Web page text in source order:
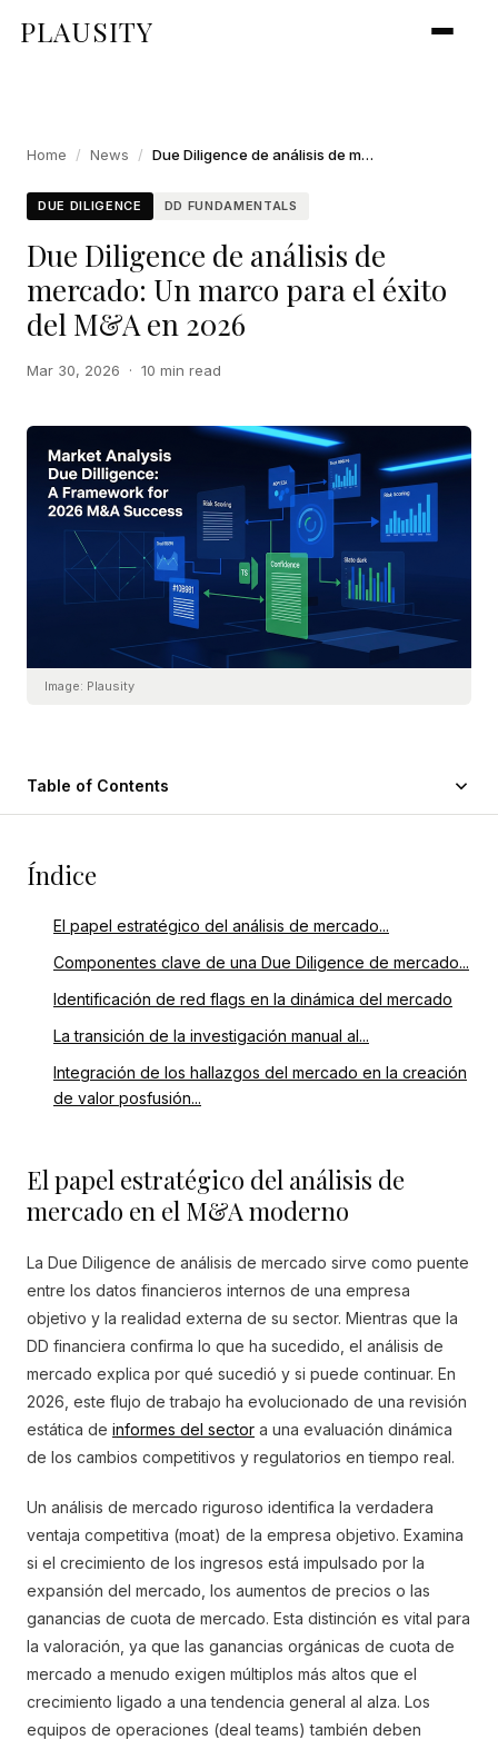
PLAUSITY
Home / News / Due Diligence de análisis de mercado: Un marco para el éxito del M&A en 2026
DUE DILIGENCE DD FUNDAMENTALS
Due Diligence de análisis de
mercado: Un marco para el éxito
del M&A en 2026
Mar 30, 2026 · 10 min read
Image: Plausity
Table of Contents
Índice
El papel estratégico del análisis de mercado...
Componentes clave de una Due Diligence de mercado...
Identificación de red flags en la dinámica del mercado
La transición de la investigación manual al...
Integración de los hallazgos del mercado en la creación
de valor posfusión...
El papel estratégico del análisis de
mercado en el M&A moderno
La Due Diligence de análisis de mercado sirve como puente
entre los datos financieros internos de una empresa
objetivo y la realidad externa de su sector. Mientras que la
DD financiera confirma lo que ha sucedido, el análisis de
mercado explica por qué sucedió y si puede continuar. En
2026, este flujo de trabajo ha evolucionado de una revisión
estática de informes del sector a una evaluación dinámica
de los cambios competitivos y regulatorios en tiempo real.
Un análisis de mercado riguroso identifica la verdadera
ventaja competitiva (moat) de la empresa objetivo. Examina
si el crecimiento de los ingresos está impulsado por la
expansión del mercado, los aumentos de precios o las
ganancias de cuota de mercado. Esta distinción es vital para
la valoración, ya que las ganancias orgánicas de cuota de
mercado a menudo exigen múltiplos más altos que el
crecimiento ligado a una tendencia general al alza. Los
equipos de operaciones (deal teams) también deben